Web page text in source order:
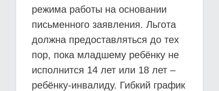
режима работы на основании
письменного заявления. Льгота
должна предоставляться до тех
пор, пока младшему ребёнку не
исполнится 14 лет или 18 лет –
ребёнку-инвалиду. Гибкий график